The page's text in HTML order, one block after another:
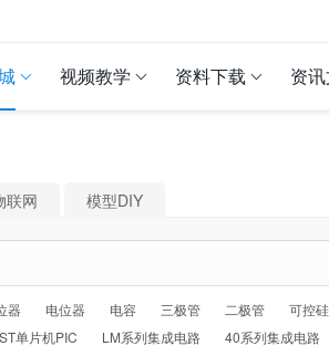
视频教学 资料下载 资
联网 模型DIY
器 电位器 电容 三极管 二极管 可控硅
单片机PIC LM系列集成电路 40系列集成电路